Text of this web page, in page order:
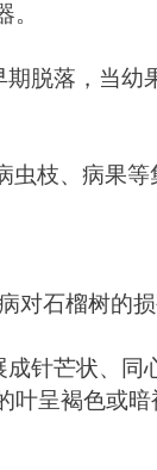
。
脱落，当幼
枝、病果等
对石榴树的损
针芒状、同
呈褐色或